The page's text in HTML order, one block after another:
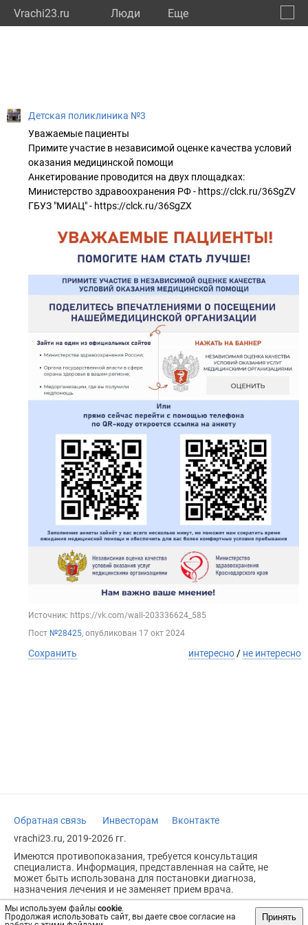
Vrachi23.ru Люди Eще
Мы используем файлы cookie.
Продолжая использовать сайт, вы даете свое согласие на
Принять
Детская поликлиника №3
Уважаемые пациенты
Примите участие в независимой оценке качества условий
оказания медицинской помощи
Анкетирование проводится на двух площадках:
Министерство здравоохранения РФ - https://clck.ru/36SgZV
ГБУЗ "МИАЦ" - https://clck.ru/36SgZX
Источник: https://vk.com/wall-203336624_585
Пост №28425, опубликован 17 окт 2024
Сохранить интересно/ не интересно
Обратная связь Инвесторам
Вконтакте
vrachi23.ru, 2019-2026 гг.
Имеются противопоказания, требуется консультация
специалиста. Информация, представленная на сайте, не
может быть использована для постановки диагноза,
назначения лечения и не заменяет прием врача.
Возрастное ограничение: 18+